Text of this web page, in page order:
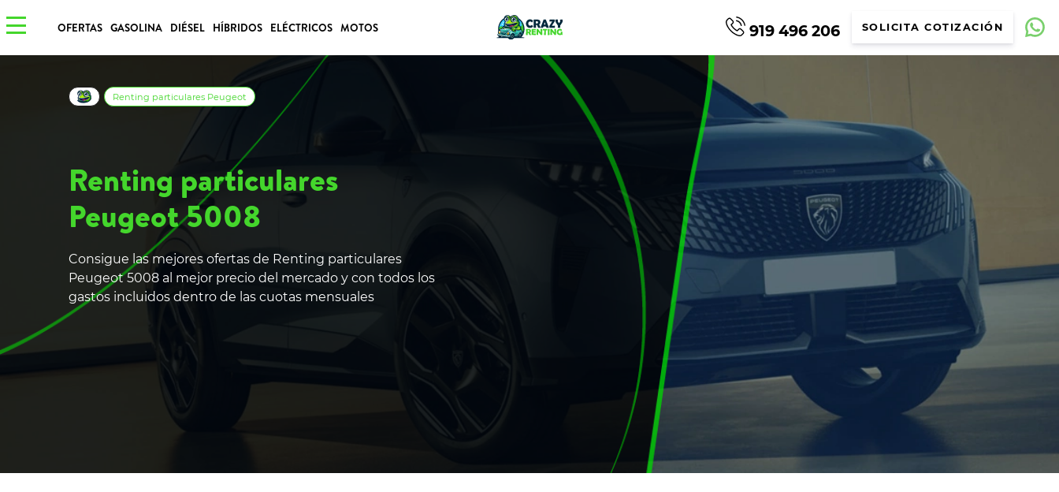
OFERTAS GASOLINA DIÉSEL HÍBRIDOS ELÉCTRICOS MOTOS 919 496 206 SOLICITA COTIZACIÓN
Renting particulares
Peugeot 5008
Consigue las mejores ofertas de Renting particulares
Peugeot 5008 al mejor precio del mercado y con todos los
gastos incluidos dentro de las cuotas mensuales
Renting particulares Peugeot